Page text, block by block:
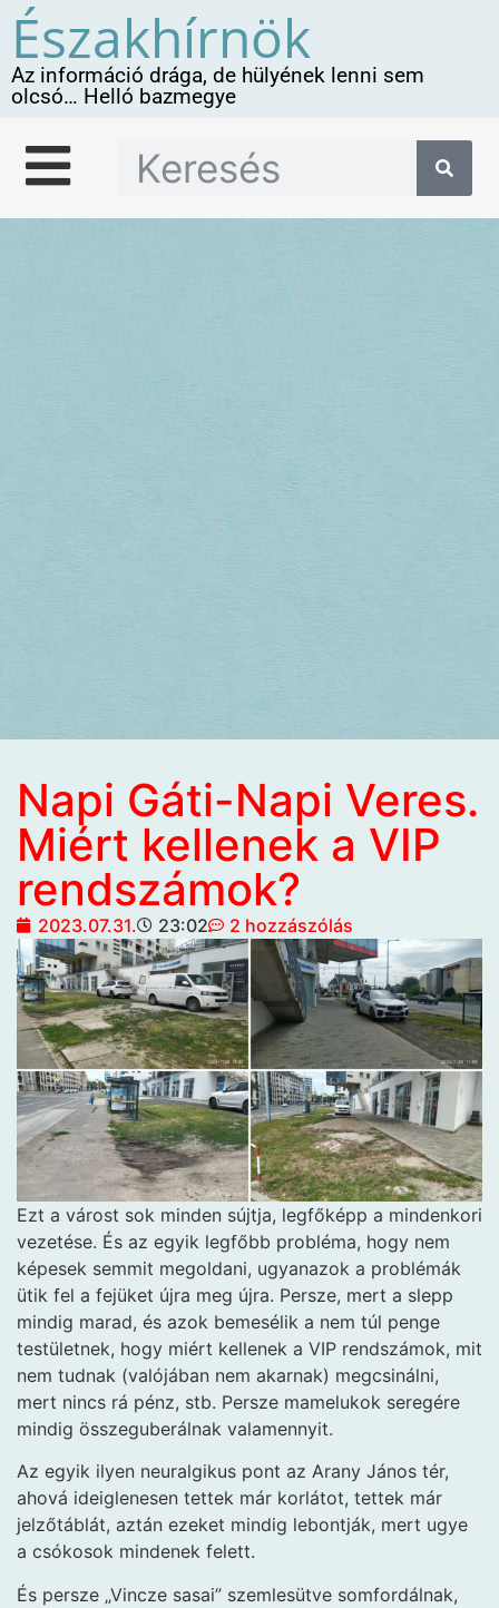
Északhírnök
Az információ drága, de hülyének lenni sem
olcsó… Helló bazmegye
Napi Gáti-Napi Veres.
Miért kellenek a VIP
rendszámok?
2023.07.31. 23:02 2 hozzászólás
Ezt a várost sok minden sújtja, legfőképp a mindenkori
vezetése. És az egyik legfőbb probléma, hogy nem
képesek semmit megoldani, ugyanazok a problémák
ütik fel a fejüket újra meg újra. Persze, mert a slepp
mindig marad, és azok bemesélik a nem túl penge
testületnek, hogy miért kellenek a VIP rendszámok, mit
nem tudnak (valójában nem akarnak) megcsinálni,
mert nincs rá pénz, stb. Persze mamelukok seregére
mindig összeguberálnak valamennyit.
Az egyik ilyen neuralgikus pont az Arany János tér,
ahová ideiglenesen tettek már korlátot, tettek már
jelzőtáblát, aztán ezeket mindig lebontják, mert ugye
a csókosok mindenek felett.
És persze „Vincze sasai” szemlesütve somfordálnak,